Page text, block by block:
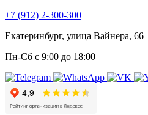
+7 (912) 2-300-300
Екатеринбург, улица Вайнера, 66
Пн-Сб с 9:00 до 18:00